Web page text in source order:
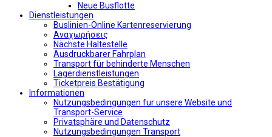
Neue Busflotte
Dienstleistungen
Buslinien-Online Kartenreservierung
Αναχωρήσεις
Nächste Haltestelle
Αusdruckbarer Fahrplan
Transport für behinderte Menschen
Lagerdienstleistungen
Ticketpreis Bestätigung
Informationen
Nutzungsbedingungen fur unsere Website und
Transport-Service
Privatsphäre und Datenschutz
Nutzungsbedingungen Transport